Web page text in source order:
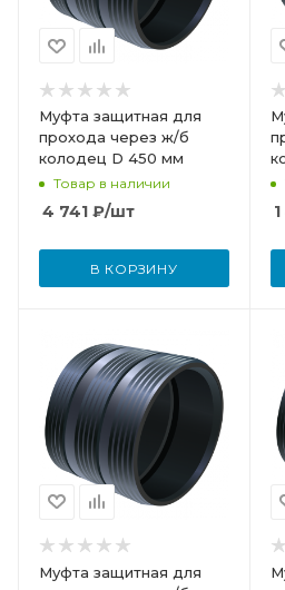
Муфта защитная для
прохода через ж/б
колодец D 450 мм
Товар в наличии
4 741 ₽/шт
В КОРЗИНУ
Муфта защитная для